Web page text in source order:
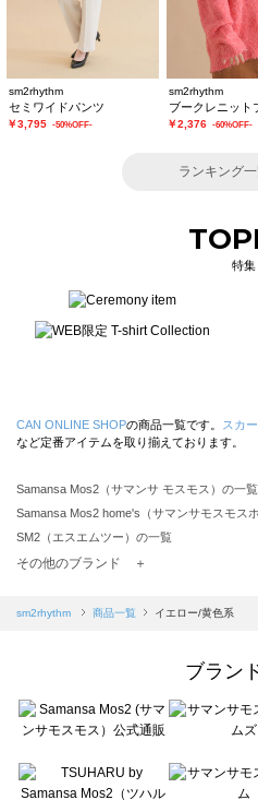
sm2rhythm
セミワイドパンツ
￥3,795 -50%OFF-
sm2rhythm
￥2,376 -60%OFF-
ランキング
特集
CAN ONLINE SHOPの商品一覧です。 スカー
など定番アイテムを取り揃えております。
Samansa Mos2（サマンサ モスモス）の一覧
Samansa Mos2 home's（サマンサモスモス
SM2（エスエムツー）の一覧
TSUHARU by Samansa Mos2（ツハルバイ
Samansa Mos2 blue（サマンサモスモス ブル
Te chichi（テチチ）の一覧
Te chichi CLASSIC（テチチ クラシック）の
Lugnoncure（ルノンキュール）の一覧
その他のブランド ＋
sm2rhythm 商品一覧 イエロー/黄色系
ブラン